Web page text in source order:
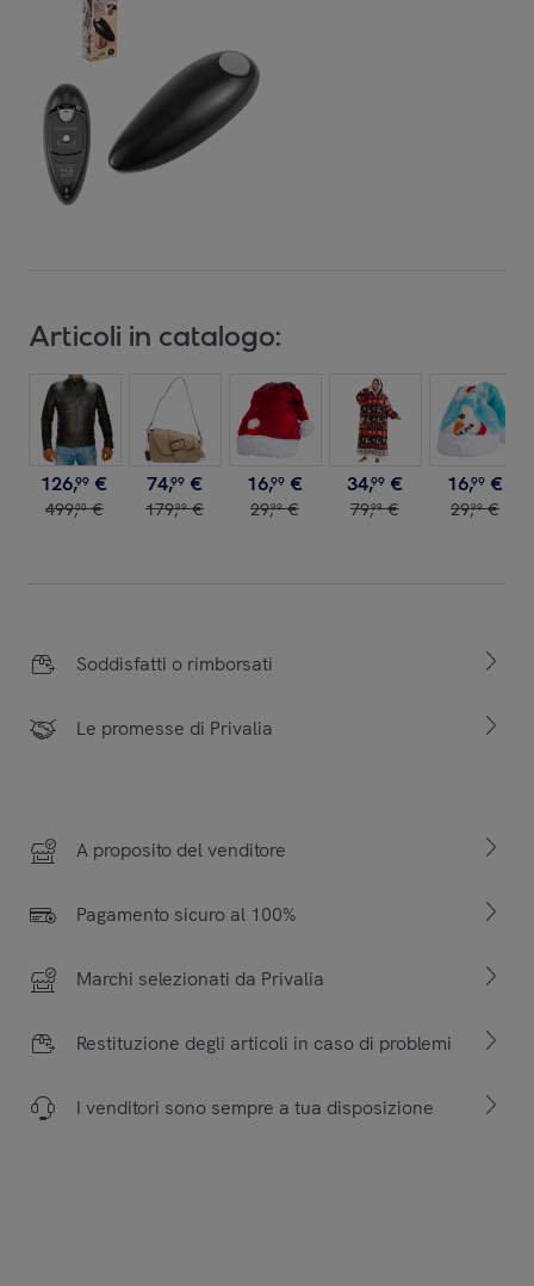
Articoli in catalogo:
126,99 €
499,00 €
74,99 €
179,99 €
16,99 €
29,99 €
34,99 €
79,99 €
16,99 €
29,99 €
Soddisfatti o rimborsati
Le promesse di Privalia
A proposito del venditore
Pagamento sicuro al 100%
Marchi selezionati da Privalia
Restituzione degli articoli in caso di problemi
I venditori sono sempre a tua disposizione